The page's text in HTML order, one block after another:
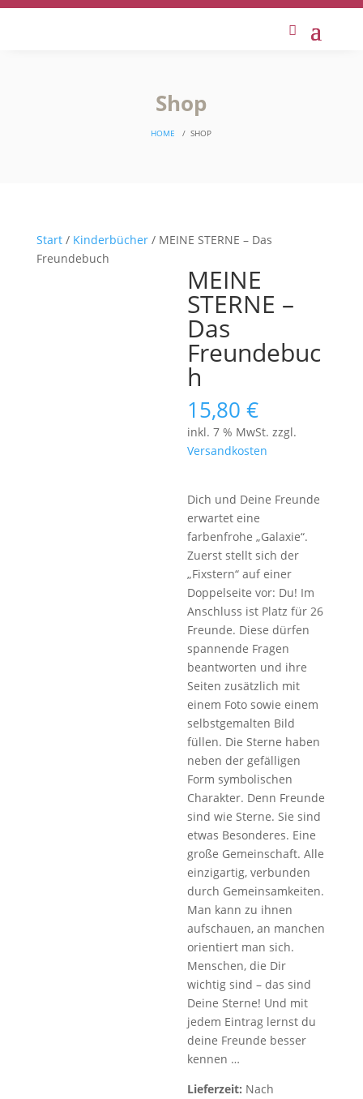
Shop
HOME / SHOP
Start/ Kinderbücher/ MEINE STERNE – Das
Freundebuch
MEINE
STERNE –
Das
Freundebuc
h
15,80€
inkl. 7 % MwSt. zzgl.
Versandkosten
Dich und Deine Freunde
erwartet eine
farbenfrohe „Galaxie“.
Zuerst stellt sich der
„Fixstern“ auf einer
Doppelseite vor: Du! Im
Anschluss ist Platz für 26
Freunde. Diese dürfen
spannende Fragen
beantworten und ihre
Seiten zusätzlich mit
einem Foto sowie einem
selbstgemalten Bild
füllen. Die Sterne haben
neben der gefälligen
Form symbolischen
Charakter. Denn Freunde
sind wie Sterne. Sie sind
etwas Besonderes. Eine
große Gemeinschaft. Alle
einzigartig, verbunden
durch Gemeinsamkeiten.
Man kann zu ihnen
aufschauen, an manchen
orientiert man sich.
Menschen, die Dir
wichtig sind – das sind
Deine Sterne! Und mit
jedem Eintrag lernst du
deine Freunde besser
kennen …
Lieferzeit: Nach